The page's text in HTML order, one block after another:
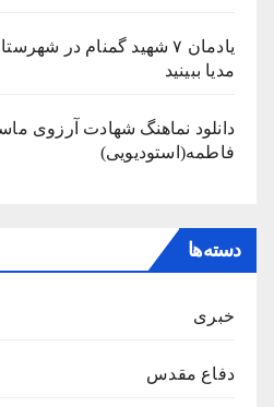
یادمان ۷ شهید گمنام در
مدیا ببینید
دانلود نماهنگ شهادت آرزوی
فاطمه(استودیویی)
دسته‌ها
خبری
دفاع مقدس